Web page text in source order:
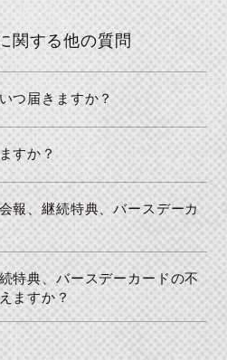
関する他の質問
つ届きますか？
すか？
報、継続特典、バースデーカ
特典、バースデーカードの不
ますか？